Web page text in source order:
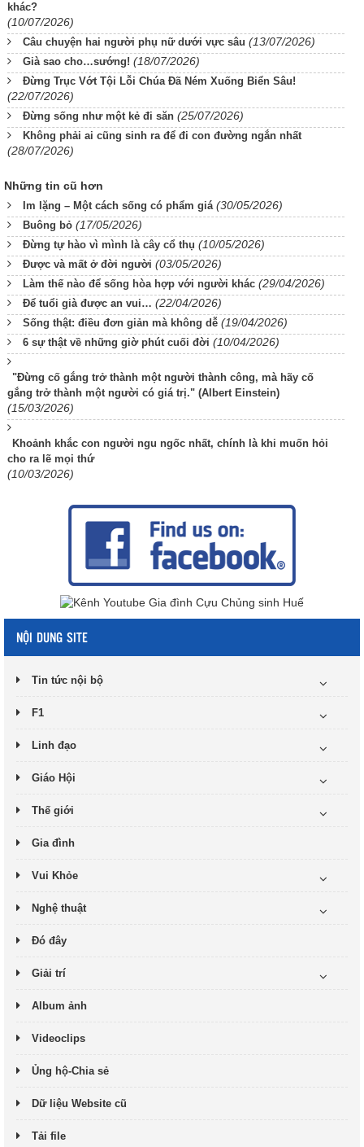
khác?
(10/07/2026)
Câu chuyện hai người phụ nữ dưới vực sâu (13/07/2026)
Già sao cho…sướng! (18/07/2026)
Đừng Trục Vớt Tội Lỗi Chúa Đã Ném Xuống Biển Sâu!
(22/07/2026)
Đừng sống như một kẻ đi săn (25/07/2026)
Không phải ai cũng sinh ra để đi con đường ngắn nhất
(28/07/2026)
Những tin cũ hơn
Im lặng – Một cách sống có phẩm giá (30/05/2026)
Buông bỏ (17/05/2026)
Đừng tự hào vì mình là cây cổ thụ (10/05/2026)
Được và mất ở đời người (03/05/2026)
Làm thế nào để sống hòa hợp với người khác (29/04/2026)
Để tuổi già được an vui… (22/04/2026)
Sống thật: điều đơn giản mà không dễ (19/04/2026)
6 sự thật về những giờ phút cuối đời (10/04/2026)
"Đừng cố gắng trở thành một người thành công, mà hãy cố
gắng trở thành một người có giá trị." (Albert Einstein)
(15/03/2026)
Khoảnh khắc con người ngu ngốc nhất, chính là khi muốn hỏi
cho ra lẽ mọi thứ
(10/03/2026)
NỘI DUNG SITE
Tin tức nội bộ
F1
Linh đạo
Giáo Hội
Thế giới
Gia đình
Vui Khỏe
Nghệ thuật
Đó đây
Giải trí
Album ảnh
Videoclips
Ủng hộ-Chia sẻ
Dữ liệu Website cũ
Tải file